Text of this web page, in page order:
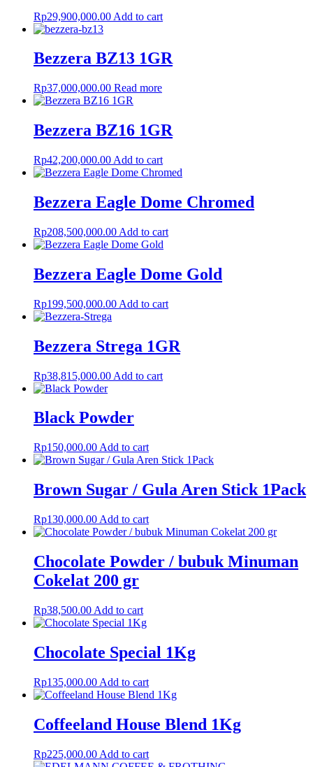
Rp29,900,000.00 Add to cart
Bezzera BZ13 1GR
Rp37,000,000.00 Read more
Bezzera BZ16 1GR
Rp42,200,000.00 Add to cart
Bezzera Eagle Dome Chromed
Rp208,500,000.00 Add to cart
Bezzera Eagle Dome Gold
Rp199,500,000.00 Add to cart
Bezzera Strega 1GR
Rp38,815,000.00 Add to cart
Black Powder
Rp150,000.00 Add to cart
Brown Sugar / Gula Aren Stick 1Pack
Rp130,000.00 Add to cart
Chocolate Powder / bubuk Minuman
Cokelat 200 gr
Rp38,500.00 Add to cart
Chocolate Special 1Kg
Rp135,000.00 Add to cart
Coffeeland House Blend 1Kg
Rp225,000.00 Add to cart